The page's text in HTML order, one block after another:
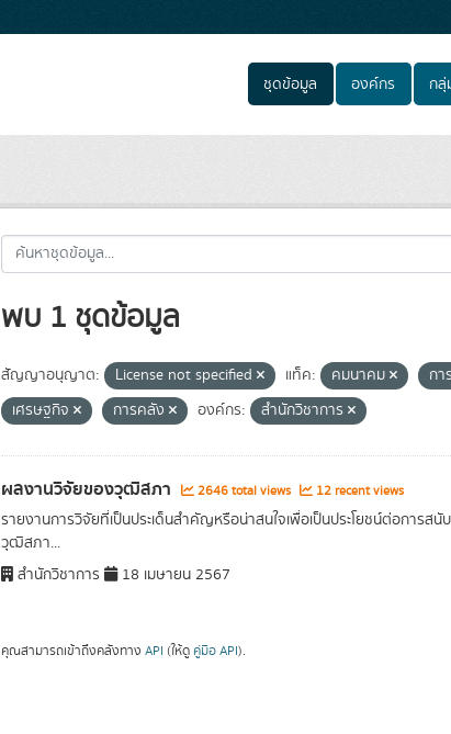
ชุดข้อมูล องค์กร กลุ่
พบ 1 ชุดข้อมูล
สัญญาอนุญาต: License not specified แท็ค: คมนาคม
กา
เศรษฐกิจ
การคลัง องค์กร: สำนักวิชาการ
ผลงานวิจัยของวุฒิสภา 2646 total views 12 recent views
รายงานการวิจัยที่เป็นประเด็นสำคัญหรือน่าสนใจเพื่อเป็นประโยชน์ต่อก
วุฒิสภา...
สำนักวิชาการ
18 เมษายน 2567
คุณสามารถเข้าถึงคลังทาง API (ให้ดู คู่มือ API).